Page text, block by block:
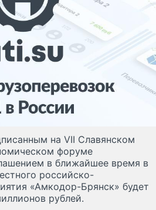
на VII Славянском
форуме
в ближайшее время в
российско-
«Амкодор-Брянск» будет
рублей.